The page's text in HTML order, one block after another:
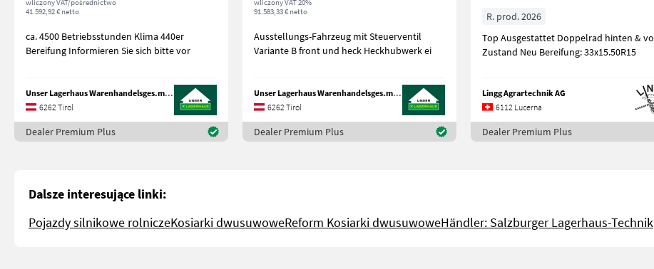
wliczony VAT/pośrednictwo
41.592,92 € netto
ca. 4500 Betriebsstunden Klima 440er
Bereifung Informieren Sie sich bitte vor
Unser Lagerhaus Warenhandelsges.m.b.H.
6262 Tirol
Dealer Premium Plus
wliczony VAT 20%
91.583,33 € netto
Ausstellungs-Fahrzeug mit Steuerventil
Variante B front und heck Heckhubwerk ei
Unser Lagerhaus Warenhandelsges.m.b.H.
6262 Tirol
Dealer Premium Plus
R. prod. 2026
Top Ausgestattet Doppelrad hinten & vorne
Zustand Neu Bereifung: 33x15.50R15
Lingg Agrartechnik AG
6112 Lucerna
Dealer Premium Plus
Dalsze interesujące linki:
Pojazdy silnikowe rolniczeKosiarki dwusuwoweReform Kosiarki dwusuwoweHändler: Salzburger Lagerhaus-Technik